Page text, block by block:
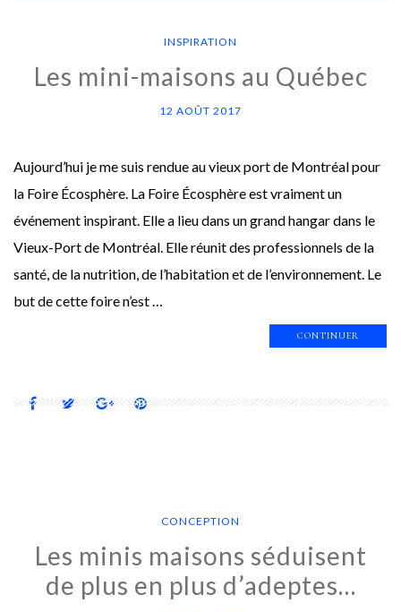
INSPIRATION
Les mini-maisons au Québec
12 AOÛT 2017
Aujourd’hui je me suis rendue au vieux port de Montréal pour
la Foire Écosphère. La Foire Écosphère est vraiment un
événement inspirant. Elle a lieu dans un grand hangar dans le
Vieux-Port de Montréal. Elle réunit des professionnels de la
santé, de la nutrition, de l’habitation et de l’environnement. Le
but de cette foire n’est …
CONTINUER
CONCEPTION
Les minis maisons séduisent
de plus en plus d’adeptes…